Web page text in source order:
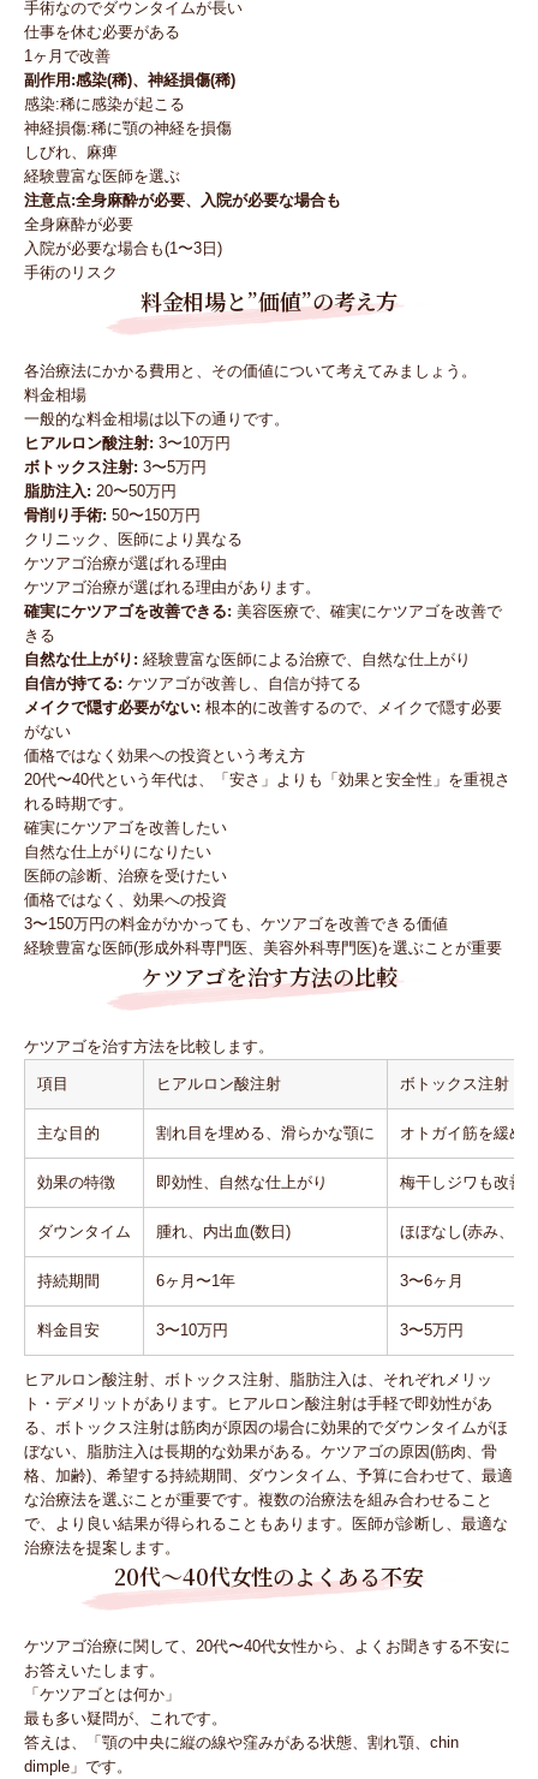
手術なのでダウンタイムが長い
仕事を休む必要がある
1ヶ月で改善
副作用:感染(稀)、神経損傷(稀)
感染:稀に感染が起こる
神経損傷:稀に顎の神経を損傷
しびれ、麻痺
経験豊富な医師を選ぶ
注意点:全身麻酔が必要、入院が必要な場合も
全身麻酔が必要
入院が必要な場合も(1〜3日)
手術のリスク
料金相場と”価値”の考え方
各治療法にかかる費用と、その価値について考えてみましょう。
料金相場
一般的な料金相場は以下の通りです。
ヒアルロン酸注射: 3〜10万円
ボトックス注射: 3〜5万円
脂肪注入: 20〜50万円
骨削り手術: 50〜150万円
クリニック、医師により異なる
ケツアゴ治療が選ばれる理由
ケツアゴ治療が選ばれる理由があります。
確実にケツアゴを改善できる: 美容医療で、確実にケツアゴを改善で
きる
自然な仕上がり: 経験豊富な医師による治療で、自然な仕上がり
自信が持てる: ケツアゴが改善し、自信が持てる
メイクで隠す必要がない: 根本的に改善するので、メイクで隠す必要
がない
価格ではなく効果への投資という考え方
20代〜40代という年代は、「安さ」よりも「効果と安全性」を重視さ
れる時期です。
確実にケツアゴを改善したい
自然な仕上がりになりたい
医師の診断、治療を受けたい
価格ではなく、効果への投資
3〜150万円の料金がかかっても、ケツアゴを改善できる価値
経験豊富な医師(形成外科専門医、美容外科専門医)を選ぶことが重要
ケツアゴを治す方法の比較
ケツアゴを治す方法を比較します。
項目 ヒアルロン酸注射 ボトックス注射
主な目的 割れ目を埋める、滑らかな顎に オトガイ筋を緩め
効果の特徴 即効性、自然な仕上がり 梅干しジワも改善
ダウンタイム 腫れ、内出血(数日) ほぼなし(赤み、腫
持続期間 6ヶ月〜1年 3〜6ヶ月
料金目安 3〜10万円 3〜5万円
ヒアルロン酸注射、ボトックス注射、脂肪注入は、それぞれメリッ
ト・デメリットがあります。ヒアルロン酸注射は手軽で即効性があ
る、ボトックス注射は筋肉が原因の場合に効果的でダウンタイムがほ
ぼない、脂肪注入は長期的な効果がある。ケツアゴの原因(筋肉、骨
格、加齢)、希望する持続期間、ダウンタイム、予算に合わせて、最適
な治療法を選ぶことが重要です。複数の治療法を組み合わせること
で、より良い結果が得られることもあります。医師が診断し、最適な
治療法を提案します。
20代〜40代女性のよくある不安
ケツアゴ治療に関して、20代〜40代女性から、よくお聞きする不安に
お答えいたします。
「ケツアゴとは何か」
最も多い疑問が、これです。
答えは、「顎の中央に縦の線や窪みがある状態、割れ顎、chin
dimple」です。